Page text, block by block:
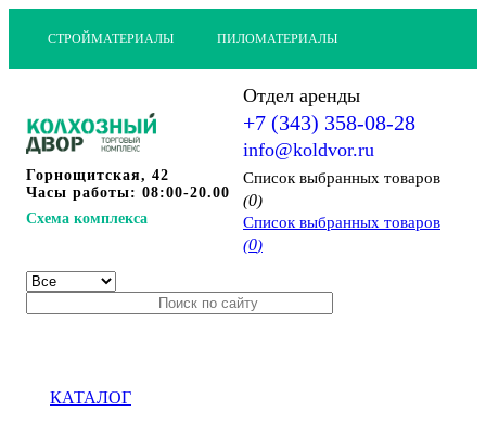
СТРОЙМАТЕРИАЛЫ ПИЛОМАТЕРИАЛЫ
Горнощитская, 42
Часы работы: 08:00-20.00
Схема комплекса
Отдел аренды
+7 (343) 358-08-28
info@koldvor.ru
Cписок выбранных товаров
(0)
Cписок выбранных товаров
(0)
КАТАЛОГ